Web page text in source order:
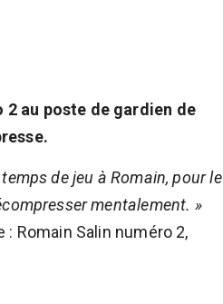
au poste de gardien de
de jeu à Romain, pour le
mentalement. »
Romain Salin numéro 2,